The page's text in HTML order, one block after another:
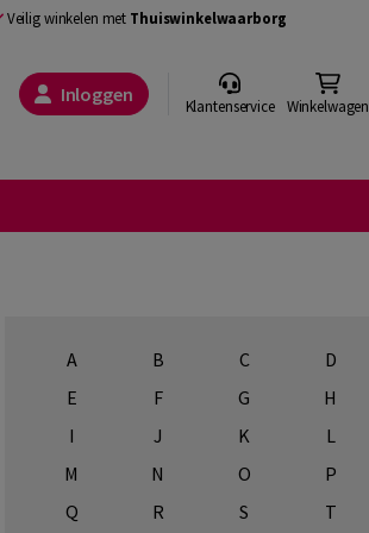
Veilig winkelen met Thuiswinkelwaarborg
Inloggen Klantenservice Winkelwagen
A B C
D
E
F G
H
I
J K
L
M
N O
P
Q
R S
T